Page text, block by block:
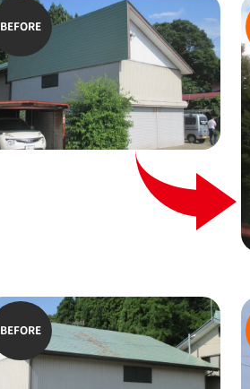
BEFORE
BEFORE